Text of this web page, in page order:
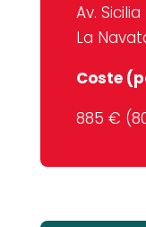
Av.
La
Coste
885 €